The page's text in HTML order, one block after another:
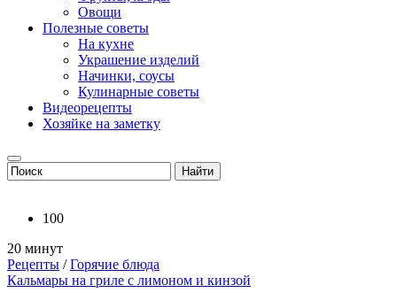
Овощи
Полезные советы
На кухне
Украшение изделий
Начинки, соусы
Кулинарные советы
Видеорецепты
Хозяйке на заметку
100
20 минут
Рецепты /Горячие блюда
Кальмары на гриле с лимоном и кинзой